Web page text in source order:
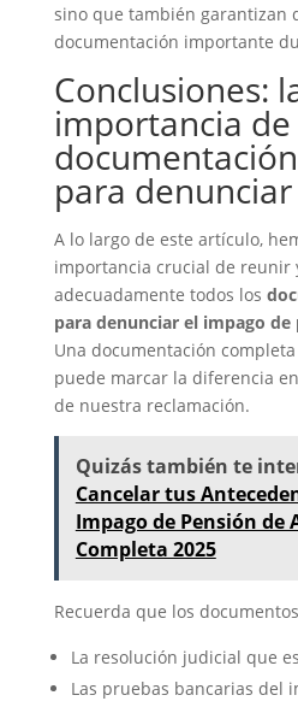
sino que también garantizan
documentación importante
Conclusiones:
importancia de
para
A lo largo de este artículo,
importancia crucial de reunir
adecuadamente todos los
para denunciar el impago
Una documentación
puede marcar la diferencia
de nuestra reclamación.
Quizás también te
Cancelar tus
Impago de Pensión de
Completa 2025
Recuerda que los
La resolución judicial que
Las pruebas bancarias del